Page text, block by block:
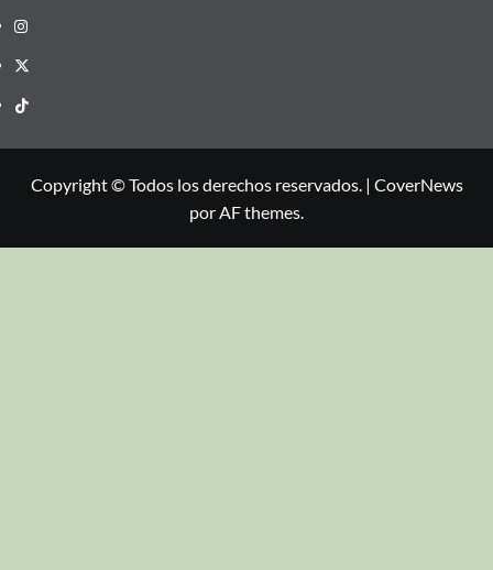
Copyright © Todos los derechos reservados. | CoverNews
por AF themes.